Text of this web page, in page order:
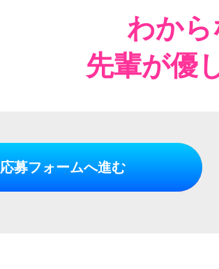
わか
先輩が優
応募フォームへ進む